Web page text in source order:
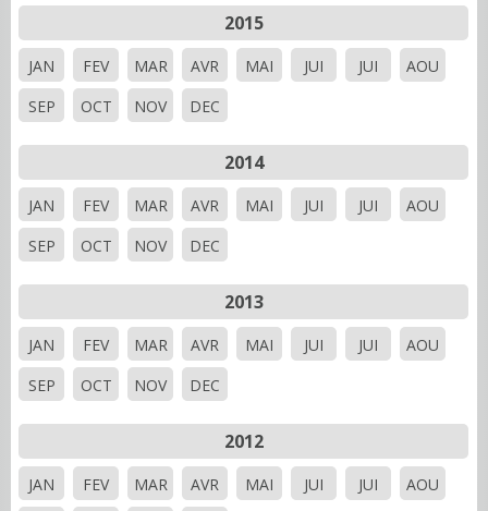
2015
JAN FEV MAR AVR MAI JUI JUI
AOU
SEP
OCT NOV DEC
2014
JAN FEV MAR AVR MAI JUI JUI
AOU
SEP
OCT NOV DEC
2013
JAN FEV MAR AVR MAI JUI JUI
AOU
SEP
OCT NOV DEC
2012
JAN FEV MAR AVR MAI JUI JUI
AOU